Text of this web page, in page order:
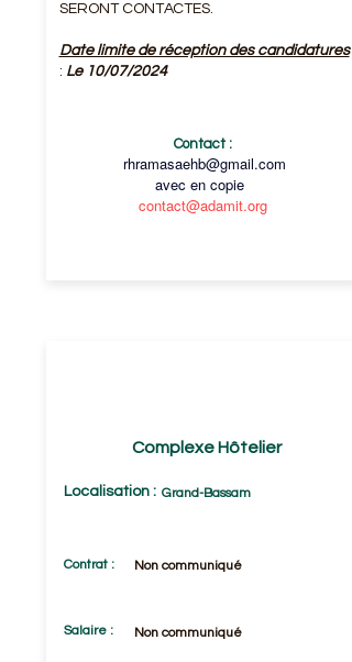
SERONT CONTACTES.
Date limite de réception des candidatures
: Le 10/07/2024
Contact :
rhramasaehb@gmail.com
avec en copie
contact@adamit.org
Complexe Hôtelier
Localisation : Grand-Bassam
Contrat : Non communiqué
Salaire : Non communiqué